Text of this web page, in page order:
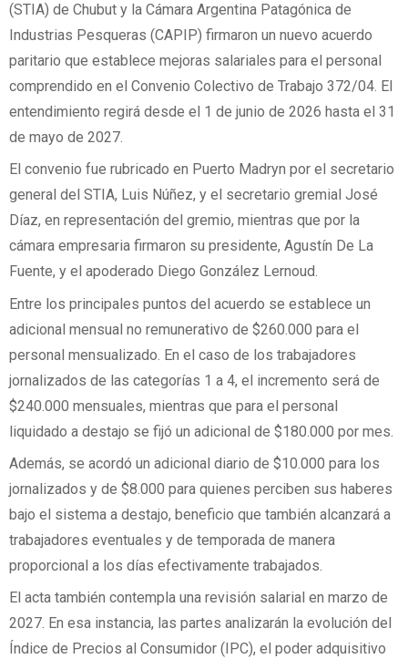
(STIA) de Chubut y la Cámara Argentina Patagónica de
Industrias Pesqueras (CAPIP) firmaron un nuevo acuerdo
paritario que establece mejoras salariales para el personal
comprendido en el Convenio Colectivo de Trabajo 372/04. El
entendimiento regirá desde el 1 de junio de 2026 hasta el 31
de mayo de 2027.
El convenio fue rubricado en Puerto Madryn por el secretario
general del STIA, Luis Núñez, y el secretario gremial José
Díaz, en representación del gremio, mientras que por la
cámara empresaria firmaron su presidente, Agustín De La
Fuente, y el apoderado Diego González Lernoud.
Entre los principales puntos del acuerdo se establece un
adicional mensual no remunerativo de $260.000 para el
personal mensualizado. En el caso de los trabajadores
jornalizados de las categorías 1 a 4, el incremento será de
$240.000 mensuales, mientras que para el personal
liquidado a destajo se fijó un adicional de $180.000 por mes.
Además, se acordó un adicional diario de $10.000 para los
jornalizados y de $8.000 para quienes perciben sus haberes
bajo el sistema a destajo, beneficio que también alcanzará a
trabajadores eventuales y de temporada de manera
proporcional a los días efectivamente trabajados.
El acta también contempla una revisión salarial en marzo de
2027. En esa instancia, las partes analizarán la evolución del
Índice de Precios al Consumidor (IPC), el poder adquisitivo